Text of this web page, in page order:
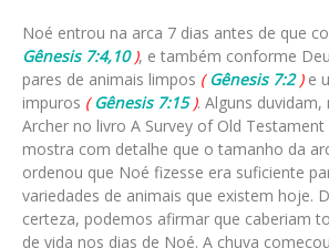
Noé entrou na arca 7 dias antes de que
Gênesis 7:4,10), e também conforme
pares de animais limpos (Gênesis 7:2)e
impuros (Gênesis 7:15). Alguns duvidam,
Archer no livro A Survey of Old
mostra com detalhe que o tamanho da
ordenou que Noé fizesse era suficiente
variedades de animais que existem hoje.
certeza, podemos afirmar que caberiam
de vida nos dias de Noé. A chuva